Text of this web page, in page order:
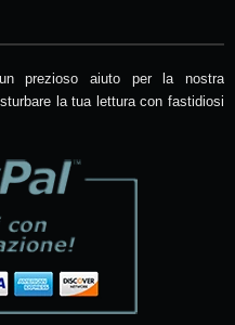
prezioso aiuto per la nostra
la tua lettura con fastidiosi